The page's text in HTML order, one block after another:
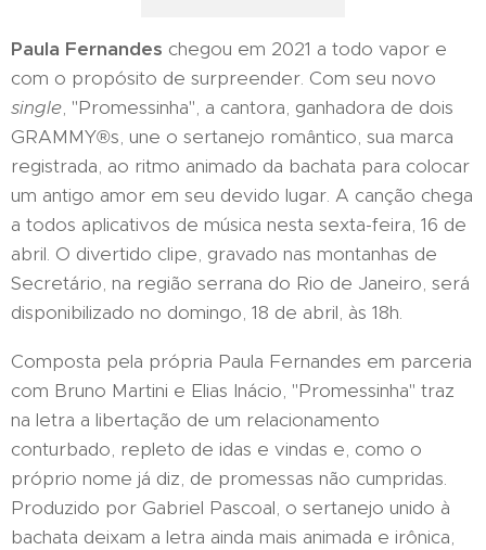
Paula Fernandes chegou em 2021 a todo vapor e
com o propósito de surpreender. Com seu novo
single, "Promessinha", a cantora, ganhadora de dois
GRAMMY®s, une o sertanejo romântico, sua marca
registrada, ao ritmo animado da bachata para colocar
um antigo amor em seu devido lugar. A canção chega
a todos aplicativos de música nesta sexta-feira, 16 de
abril. O divertido clipe, gravado nas montanhas de
Secretário, na região serrana do Rio de Janeiro, será
disponibilizado no domingo, 18 de abril, às 18h.
Composta pela própria Paula Fernandes em parceria
com Bruno Martini e Elias Inácio, "Promessinha" traz
na letra a libertação de um relacionamento
conturbado, repleto de idas e vindas e, como o
próprio nome já diz, de promessas não cumpridas.
Produzido por Gabriel Pascoal, o sertanejo unido à
bachata deixam a letra ainda mais animada e irônica,